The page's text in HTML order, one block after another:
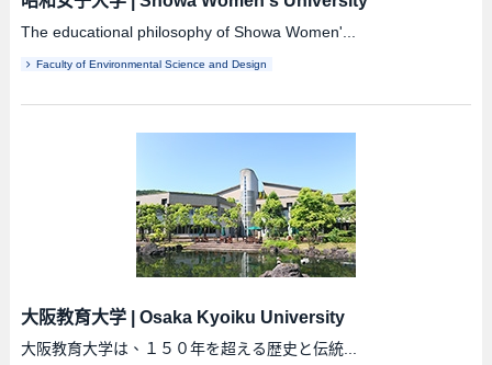
The educational philosophy of Showa Women'...
Faculty of Environmental Science and Design
大阪教育大学| Osaka Kyoiku University
大阪教育大学は、１５０年を超える歴史と伝統...